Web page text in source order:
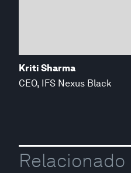
Kriti Sharma
CEO, IFS Nexus Black
Relacionado